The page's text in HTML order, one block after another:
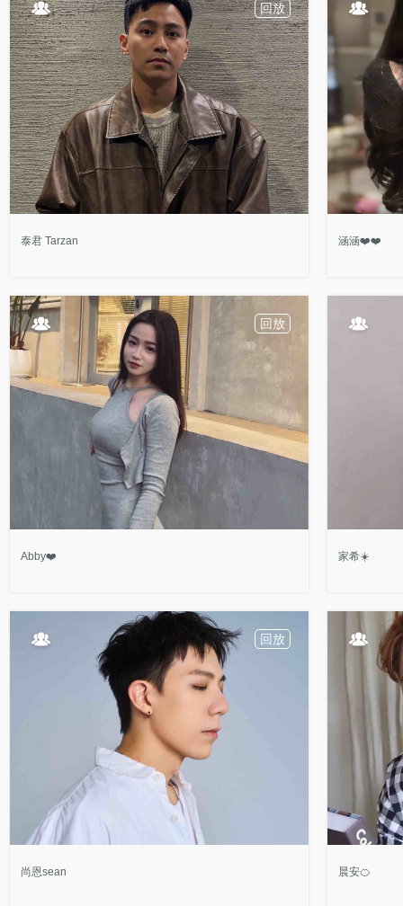
回放
泰君 Tarzan 涵涵❤️❤️
回放
Abby❤️ 家希☀️
回放
尚恩sean 晨安🍊